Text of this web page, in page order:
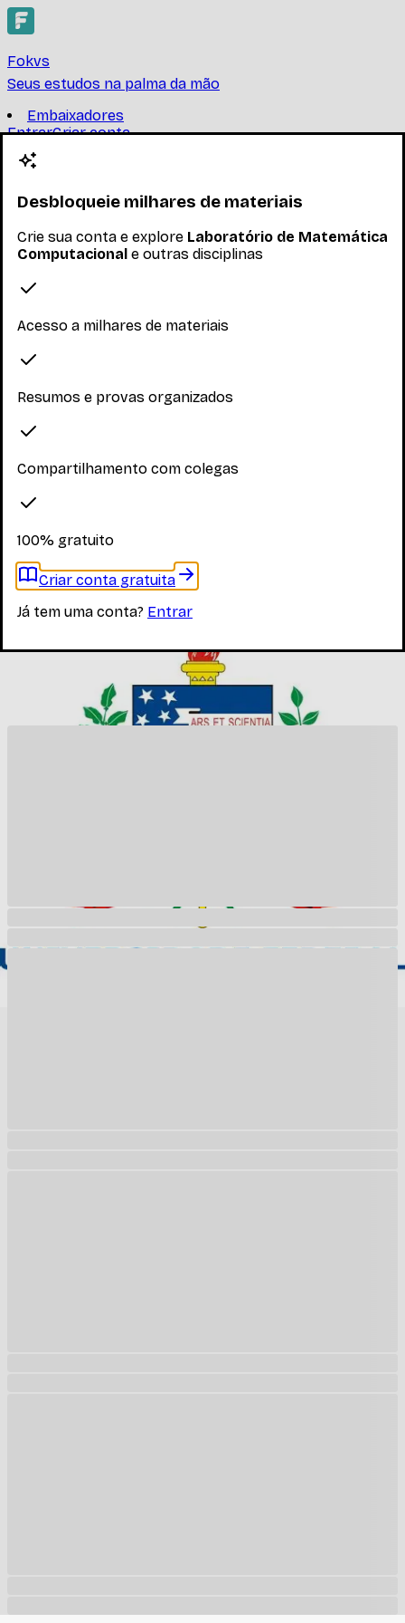
Fokvs
Seus estudos na palma da mão
Embaixadores
EntrarCriar conta
Criar conta
Laboratório de Matemática
Computacional
UNIVERSIDADE FEDERAL DE SANTA CATARINA
técnicas de elaboração, estruturas de dados e
nível. Ana... Ler mais
Nenhum inscrito ainda
Materiais
disciplina
Entrar
Materiais relacionados
Outros materiais que podem te interessar enquanto não
há materiais específicos desta disciplina
Desbloqueie milhares de materiais
Crie sua conta e explore Laboratório de Matemática
Computacional e outras disciplinas
Acesso a milhares de materiais
Resumos e provas organizados
Compartilhamento com colegas
100% gratuito
Criar conta gratuita
Já tem uma conta? Entrar